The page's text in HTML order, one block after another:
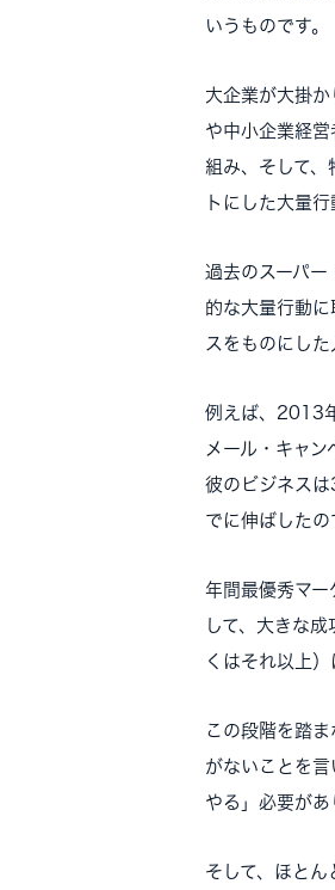
いうものです。
大企業が大掛
や中小企業経
組み、そして
トにした大量
過去のスーパー
的な大量行動
スをものにした
例えば、2013
メール・キャ
彼のビジネス
でに伸ばしたの
年間最優秀マ
して、大きな
くはそれ以上
この段階を踏
がないことを
やる」必要があ
そして、ほと